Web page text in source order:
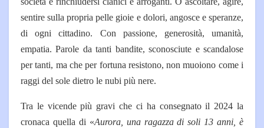
sentire sulla propria pelle gioie e dolori, angosce e speranze,
di ogni cittadino. Con passione, generosità, umanità,
empatia. Parole da tanti bandite, sconosciute e scandalose
per tanti, ma che per fortuna resistono, non muoiono come i
raggi del sole dietro le nubi più nere.
Tra le vicende più gravi che ci ha consegnato il 2024 la
cronaca quella di «Aurora, una ragazza di soli 13 anni, è